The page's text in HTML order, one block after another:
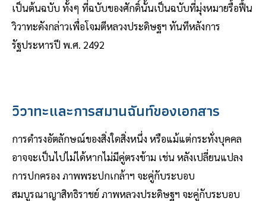
เป็นต้นฉบับ ทั้งๆ ที่ฉบับของศักดิ์นั้นเป็นฉบับที่มุ่งหมายรื้อฟื้น
วิวาทะดังกล่าวเพื่อโจมตีหลวงประดิษฐฯ ทันทีหลังการ
รัฐประหารปี พ.ศ. 2492
วิวาทะและการสมานฉันท์ของเอกสาร
การดำรงอัตลักษณ์ของสิ่งใดสิ่งหนึ่ง หรือแม้แต่กระทั่งบุคคล
อาจจะเป็นไปไม่ได้หากไม่มีคู่ตรงข้าม เช่น หลังเปลี่ยนแปลง
การปกครอง ภาพพระปกเกล้าฯ จะคู่กับระบอบ
สมบูรณาญาสิทธิราชย์ ภาพหลวงประดิษฐฯ จะคู่กับระบอบ